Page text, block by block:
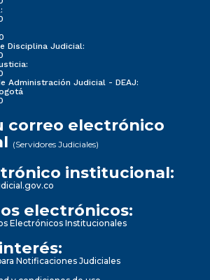
Disciplina Judicial:
Administración Judicial - DEAJ:
correo electrónico
(Servidores Judiciales)
institucional:
electrónicos:
Electrónicos Institucionales
Notificaciones Judiciales